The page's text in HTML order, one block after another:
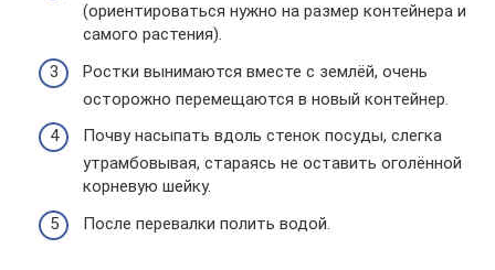
(ориентироваться нужно на размер контейнера и
самого растения).
Ростки вынимаются вместе с землёй, очень
осторожно перемещаются в новый контейнер.
Почву насыпать вдоль стенок посуды, слегка
утрамбовывая, стараясь не оставить оголённой
корневую шейку.
После перевалки полить водой.